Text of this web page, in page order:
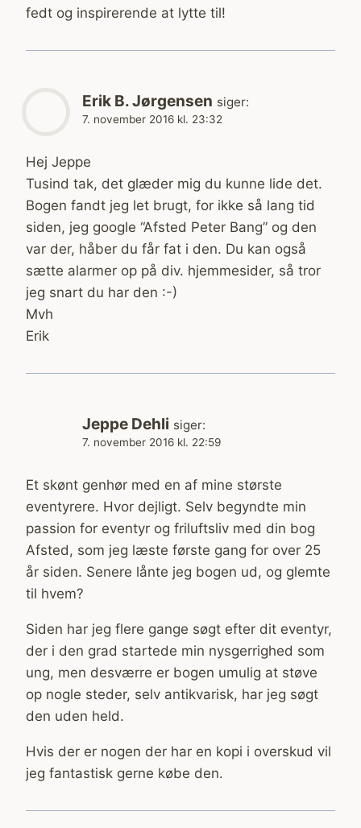
fedt og inspirerende at lytte til!
Erik B. Jørgensen siger:
7. november 2016 kl. 23:32
Hej Jeppe
Tusind tak, det glæder mig du kunne lide det.
Bogen fandt jeg let brugt, for ikke så lang tid
siden, jeg google “Afsted Peter Bang” og den
var der, håber du får fat i den. Du kan også
sætte alarmer op på div. hjemmesider, så tror
jeg snart du har den :-)
Mvh
Erik
Jeppe Dehli siger:
7. november 2016 kl. 22:59
Et skønt genhør med en af mine største
eventyrere. Hvor dejligt. Selv begyndte min
passion for eventyr og friluftsliv med din bog
Afsted, som jeg læste første gang for over 25
år siden. Senere lånte jeg bogen ud, og glemte
til hvem?
Siden har jeg flere gange søgt efter dit eventyr,
der i den grad startede min nysgerrighed som
ung, men desværre er bogen umulig at støve
op nogle steder, selv antikvarisk, har jeg søgt
den uden held.
Hvis der er nogen der har en kopi i overskud vil
jeg fantastisk gerne købe den.